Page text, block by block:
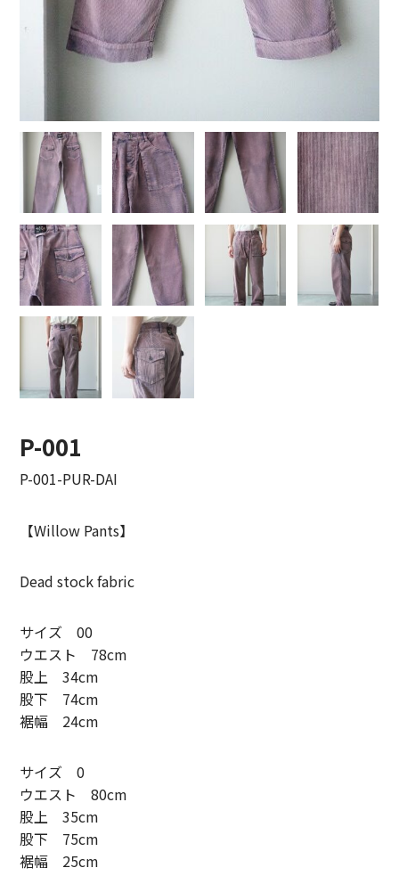
DOEK【ドゥック】
HAAL【ハール】
HARROGATE【ハロゲイト】
INTERIM【インテリム】
ITTI【イッチ】
LUCKY SOCKS【ラッキーソックス】
LIFiLL【リフィル】
MIZUNO【ミズノ】
NEZU YOHIN TEN【ネズヨウヒンテン】
ORuKuBET【オルクベット】
Product Twelve【プロダクトトゥエルブ】
REMI RELIEF【レミレリーフ】
saby【サバイ】
SUNNY ELEMENT【サニーエレメント】
TAUPE【トープ】
ULTERIOR【アルテリア】
URU TOKYO【ウル トーキョー】
P-001
P-001-PUR-DAI
【Willow Pants】
Dead stock fabric
サイズ 00
ウエスト 78cm
股上 34cm
股下 74cm
裾幅 24cm
サイズ 0
ウエスト 80cm
股上 35cm
股下 75cm
裾幅 25cm